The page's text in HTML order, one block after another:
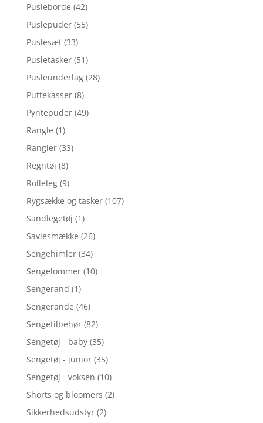
Pusleborde (42)
Puslepuder (55)
Puslesæt (33)
Pusletasker (51)
Pusleunderlag (28)
Puttekasser (8)
Pyntepuder (49)
Rangle (1)
Rangler (33)
Regntøj (8)
Rolleleg (9)
Rygsække og tasker (107)
Sandlegetøj (1)
Savlesmække (26)
Sengehimler (34)
Sengelommer (10)
Sengerand (1)
Sengerande (46)
Sengetilbehør (82)
Sengetøj - baby (35)
Sengetøj - junior (35)
Sengetøj - voksen (10)
Shorts og bloomers (2)
Sikkerhedsudstyr (2)